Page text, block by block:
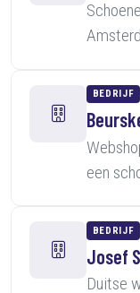
BEDRIJF
een
BEDRIJF
Josef
Duitse